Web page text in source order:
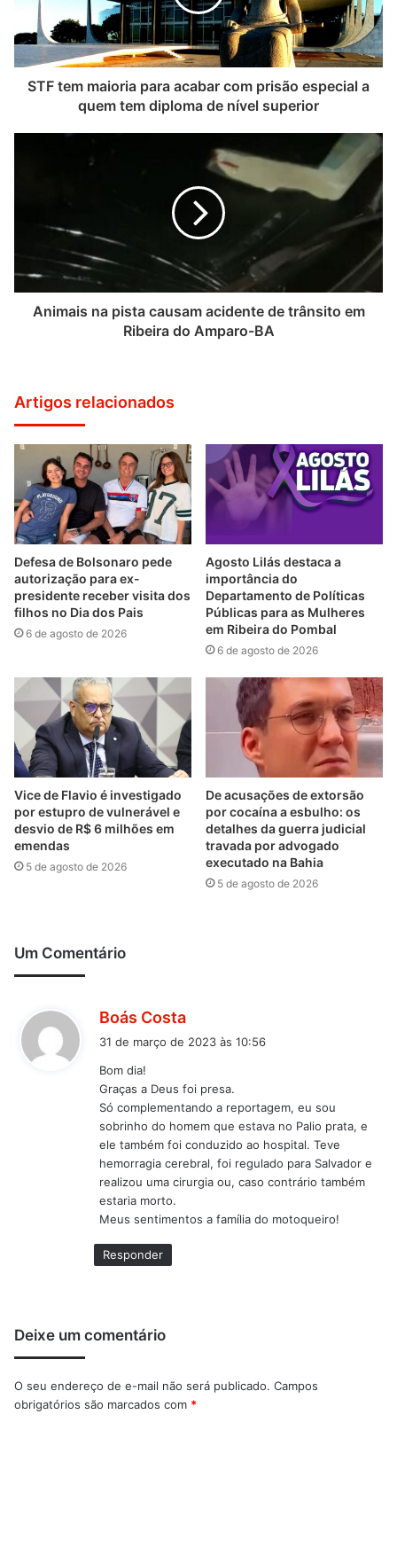
STF tem maioria para acabar com prisão especial a
quem tem diploma de nível superior
Animais na pista causam acidente de trânsito em
Ribeira do Amparo-BA
Artigos relacionados
Defesa de Bolsonaro pede
autorização para ex-
presidente receber visita dos
filhos no Dia dos Pais
6 de agosto de 2026
Agosto Lilás destaca a
importância do
Departamento de Políticas
Públicas para as Mulheres
em Ribeira do Pombal
6 de agosto de 2026
Vice de Flavio é investigado
por estupro de vulnerável e
desvio de R$ 6 milhões em
emendas
5 de agosto de 2026
De acusações de extorsão
por cocaína a esbulho: os
detalhes da guerra judicial
travada por advogado
executado na Bahia
5 de agosto de 2026
Um Comentário
Boás Costa
e
:
31 de março de 2023 às 10:56
Bom dia!
Graças a Deus foi presa.
Só complementando a reportagem, eu sou
sobrinho do homem que estava no Palio prata, e
ele também foi conduzido ao hospital. Teve
hemorragia cerebral, foi regulado para Salvador e
realizou uma cirurgia ou, caso contrário também
estaria morto.
Meus sentimentos a família do motoqueiro!
Responder
Deixe um comentário
O seu endereço de e-mail não será publicado. Campos
obrigatórios são marcados com *